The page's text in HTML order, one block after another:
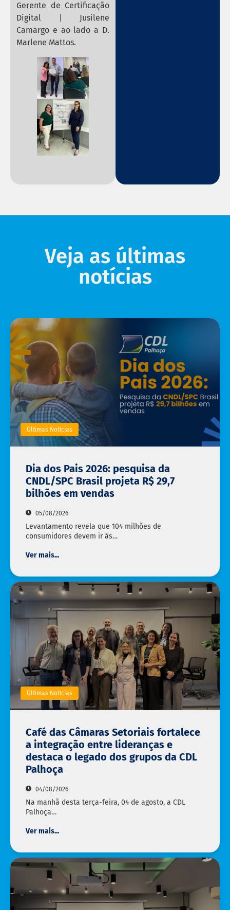
Gerente de Certificação
Digital | Jusilene
Camargo e ao lado a D.
Marlene Mattos.
Veja as últimas
notícias
Últimas Notícias
Dia dos Pais 2026: pesquisa da
CNDL/SPC Brasil projeta R$ 29,7
bilhões em vendas
05/08/2026
Levantamento revela que 104 milhões de
consumidores devem ir às…
Ver mais...
Últimas Notícias
Café das Câmaras Setoriais fortalece
a integração entre lideranças e
destaca o legado dos grupos da CDL
Palhoça
04/08/2026
Na manhã desta terça-feira, 04 de agosto, a CDL
Palhoça…
Ver mais...